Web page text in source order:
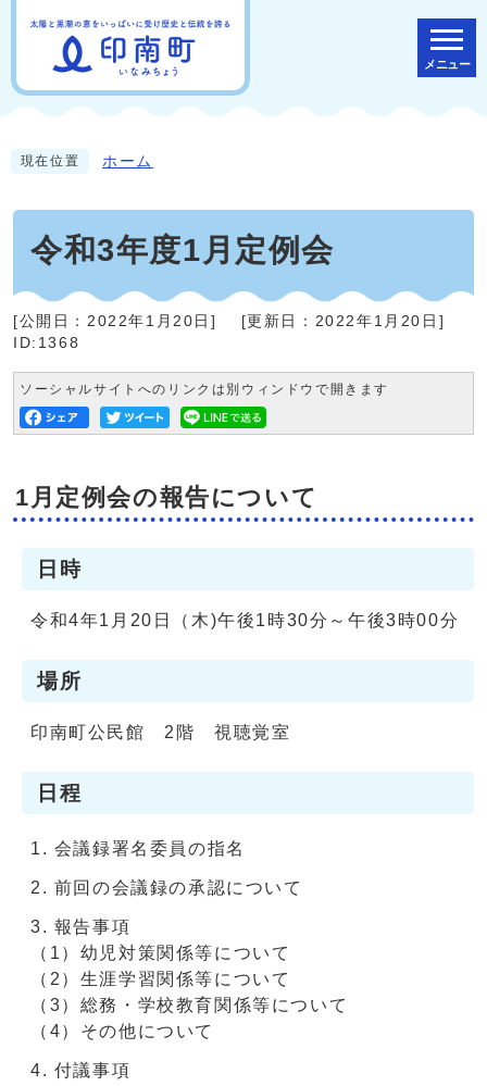
メニュー
現在位置 ホーム
令和3年度1月定例会
[公開日： 2022年1月20日 ] [更新日： 2022年1月20日 ]
ID:1368
ソーシャルサイトへのリンクは別ウィンドウで開きます
1月定例会の報告について
日時
令和4年1月20日（木)午後1時30分～午後3時00分
場所
印南町公民館 2階 視聴覚室
日程
会議録署名委員の指名
前回の会議録の承認について
報告事項
（1）幼児対策関係等について
（2）生涯学習関係等について
（3）総務・学校教育関係等について
（4）その他について
付議事項